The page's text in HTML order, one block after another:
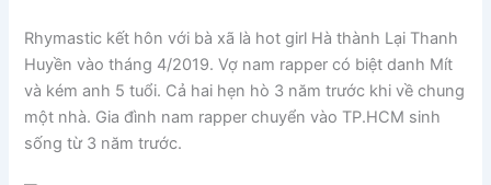
Rhymastic kết hôn với bà xã là hot girl Hà thành Lại Thanh
Huyền vào tháng 4/2019. Vợ nam rapper có biệt danh Mít
và kém anh 5 tuổi. Cả hai hẹn hò 3 năm trước khi về chung
một nhà. Gia đình nam rapper chuyển vào TP.HCM sinh
sống từ 3 năm trước.